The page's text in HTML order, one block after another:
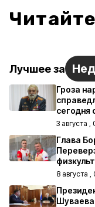
Лучшее за
Гроза
сегодня
3 августа ,
Глава
8 августа ,
Шуваева